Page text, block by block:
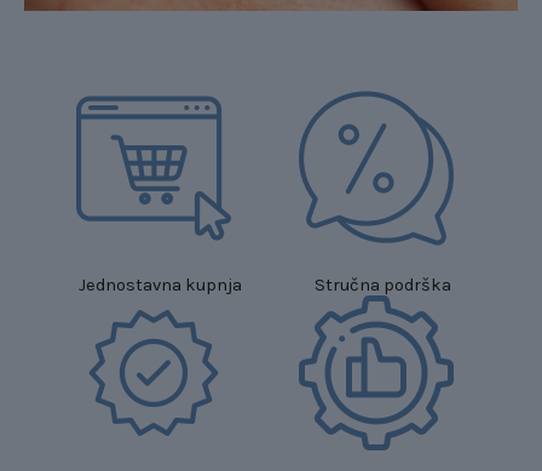
Jednostavna kupnja Stručna podrška